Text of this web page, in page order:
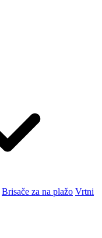
Brisače za na plažo Vrtni